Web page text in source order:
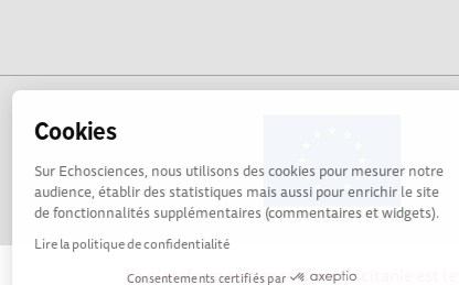
Cookies
Sur Echosciences, nous utilisons des cookies pour mesurer notre
audience, établir des statistiques mais aussi pour enrichir le site
de fonctionnalités supplémentaires (commentaires et widgets).
Lire la politique de confidentialité
Consentements certifiés par
La plateforme Science(s) en Occitanie est